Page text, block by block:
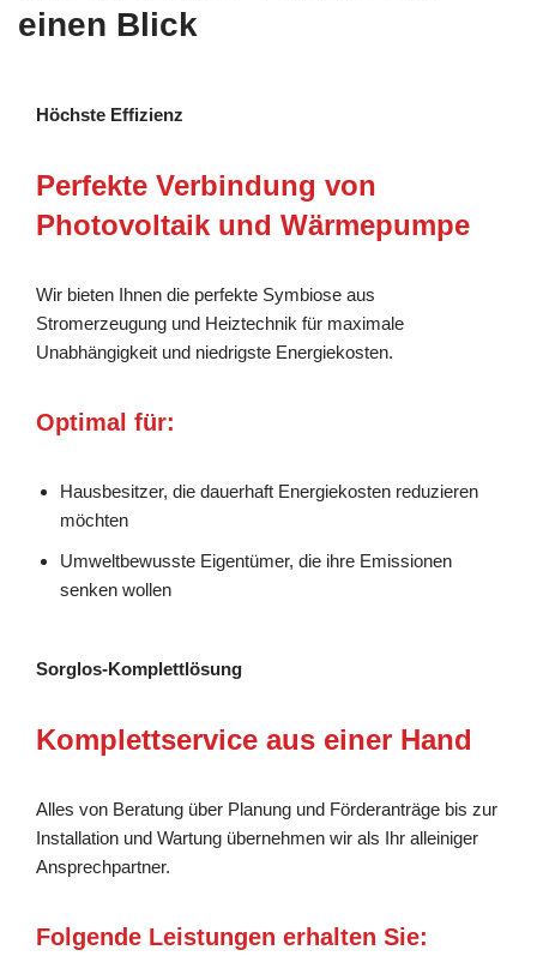
einen Blick
Höchste Effizienz
Perfekte Verbindung von
Photovoltaik und Wärmepumpe
Wir bieten Ihnen die perfekte Symbiose aus
Stromerzeugung und Heiztechnik für maximale
Unabhängigkeit und niedrigste Energiekosten.
Optimal für:
Hausbesitzer, die dauerhaft Energiekosten reduzieren
möchten
Umweltbewusste Eigentümer, die ihre Emissionen
senken wollen
Sorglos-Komplettlösung
Komplettservice aus einer Hand
Alles von Beratung über Planung und Förderanträge bis zur
Installation und Wartung übernehmen wir als Ihr alleiniger
Ansprechpartner.
Folgende Leistungen erhalten Sie: